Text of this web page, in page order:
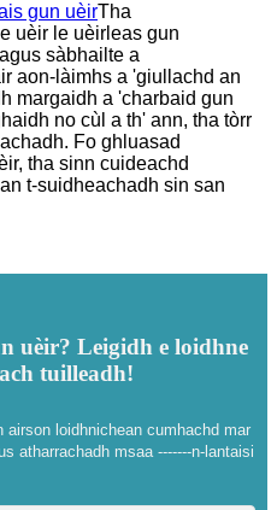
gun uèirTha
uèir le uèirleas gun
sàbhailte a
aon-làimhs a 'giullachd an
margaidh a 'charbaid gun
no cùl a th' ann, tha tòrr
Fo ghluasad
tha sinn cuideachd
t-suidheachadh sin san
uèir? Leigidh e loidhne
tuilleadh!
loidhnichean cumhachd mar
atharrachadh msaa -------n-lantaisi